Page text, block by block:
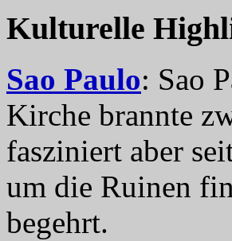
Kulturelle
Sao Paulo: Sao
Kirche brannte
fasziniert aber
um die Ruinen
begehrt.